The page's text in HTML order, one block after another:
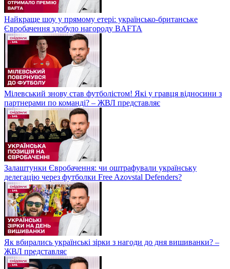
Найкраще шоу у прямому етері: українсько-британське
Євробачення здобуло нагороду BAFTA
Мілевський знову став футболістом! Які у гравця відносини з
партнерами по команді? – ЖВЛ представляє
Залаштунки Євробачення: чи оштрафували українську
делегацію через футболки Free Azovstal Defenders?
Як вбирались українські зірки з нагоди до дня вишиванки? –
ЖВЛ представляє